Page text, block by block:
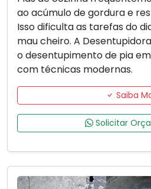
ao acúmulo de gordura e
Isso dificulta as tarefas do
mau cheiro. A
o desentupimento de pia
com técnicas modernas.
Saiba
Solicitar